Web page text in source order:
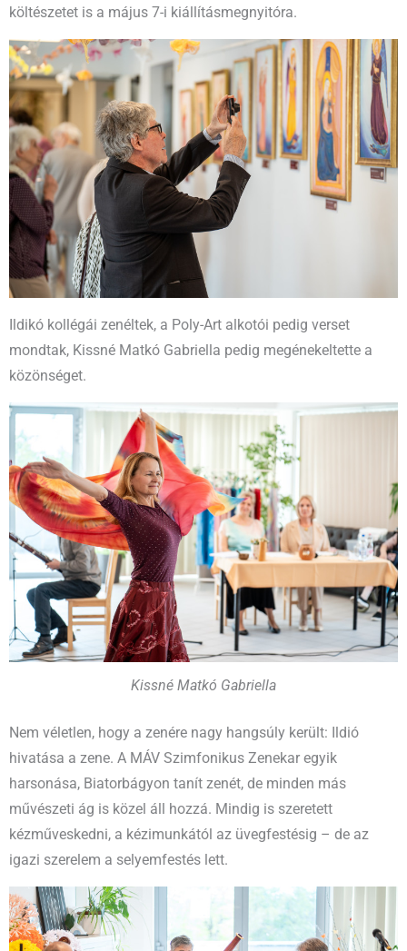
költészetet is a május 7-i kiállításmegnyitóra.
Ildikó kollégái zenéltek, a Poly-Art alkotói pedig verset
mondtak, Kissné Matkó Gabriella pedig megénekeltette a
közönséget.
Kissné Matkó Gabriella
Nem véletlen, hogy a zenére nagy hangsúly került: Ildió
hivatása a zene. A MÁV Szimfonikus Zenekar egyik
harsonása, Biatorbágyon tanít zenét, de minden más
művészeti ág is közel áll hozzá. Mindig is szeretett
kézműveskedni, a kézimunkától az üvegfestésig – de az
igazi szerelem a selyemfestés lett.